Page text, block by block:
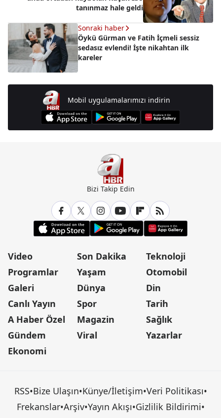
tanınmaz hale geldi
Sonraki haber
Öykü Gürman ve Fatih İçmeli sessiz
sedasız evlendi! İşte nikahtan ilk
kareler
Mobil uygulamalarımızı indirin
Bizi Takip Edin
Video
Programlar
Galeri
Canlı Yayın
A Haber Özel
Gündem
Ekonomi
Son Dakika
Yaşam
Dünya
Spor
Magazin
Viral
Teknoloji
Otomobil
Din
Tarih
Sağlık
Yazarlar
RSS•Bize Ulaşın•Künye/İletişim•Veri Politikası•
Frekanslar•Arşiv•Yayın Akışı•Gizlilik Bildirimi•